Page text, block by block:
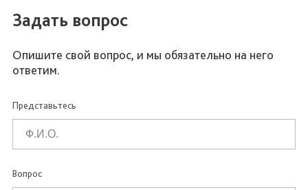
Задать вопрос
Опишите свой вопрос, и мы обязательно на него
ответим.
Представьтесь
Вопрос